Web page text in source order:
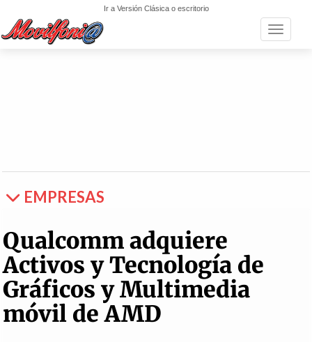
Ir a Versión Clásica o escritorio
Toggle
EMPRESAS
Qualcomm adquiere
Activos y Tecnología de
Gráficos y Multimedia
móvil de AMD